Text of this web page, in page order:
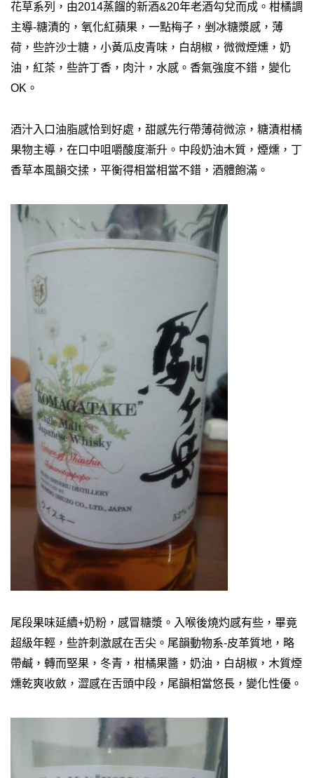
花草系列，由2014蒸餾的新酒&20年老酒勾兌而成。柑橘調
主導-糖漬的，氧化紅蘋果，一點梅子，剉冰糖漿感，薄
荷，些許沙士糖，小黃瓜皮青味，白胡椒，微微煙燻，奶
油，紅茶，些許丁香，肉汁，水感。香氣強度不錯，變化
OK。
酒汁入口油脂感恰到好處，甜感先行帶薄荷微涼，糖漬柑橘
果物主導，在口中咀嚼酸度漸升。中段奶油木質，煙燻，丁
香草本風韻交揉，平衡得相當相當不錯，酒體飽滿。
尾段果味延續+奶粉，感冒糖漿。入喉後燒灼感有些，畢竟
超級年輕，些許刺激感在舌尖。 尾韻動物系-皮革質地，略
帶鹹，轉而堅果，冬青，柑橘果醬，奶油，白胡椒，木質煙
燻乾爽收斂，澀感在舌頭中段，尾韻相當悠長，變化性優。